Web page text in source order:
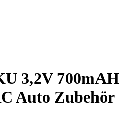
3,2V 700mAH
Auto Zubehör